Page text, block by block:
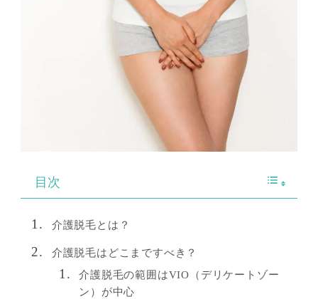
目次
介護脱毛とは？
介護脱毛はどこまですべき？
介護脱毛の範囲はVIO（デリケートゾー
ン）が中心